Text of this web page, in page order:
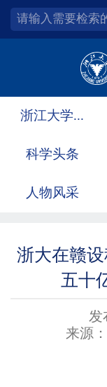
浙江大学...
科学头条
人物风采
浙大在赣
五十
发
来源